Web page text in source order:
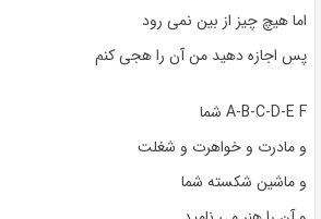
اما هیچ چیز از بین نمی رود
پس اجازه دهید من آن را هجی کنم
A-B-C-D-E F شما
و مادرت و خواهرت و شغلت
و ماشین شکسته شما